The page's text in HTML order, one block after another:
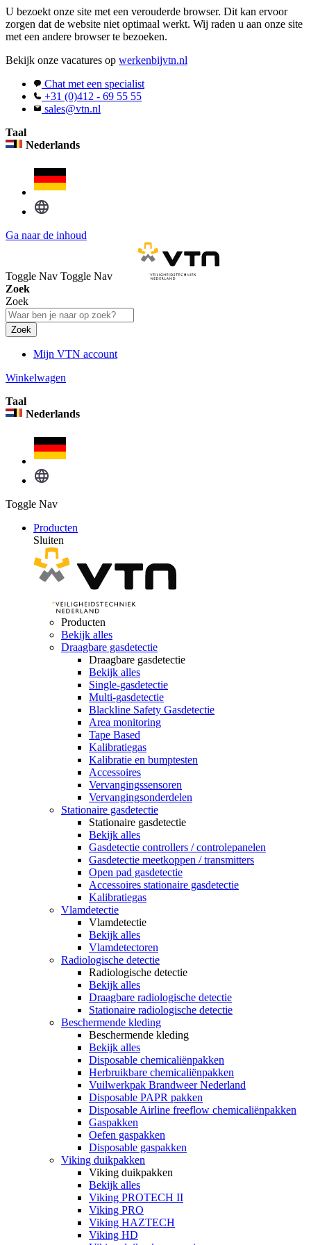
U bezoekt onze site met een verouderde browser. Dit kan ervoor
zorgen dat de website niet optimaal werkt. Wij raden u aan onze site
met een andere browser te bezoeken.
Bekijk onze vacatures op werkenbijvtn.nl
Chat met een specialist
+31 (0)412 - 69 55 55
sales@vtn.nl
Taal
Nederlands
Ga naar de inhoud
Toggle Nav Toggle Nav
Zoek
Zoek
Zoek
Mijn VTN account
Winkelwagen
Taal
Nederlands
Toggle Nav
Producten
Sluiten
Producten
Bekijk alles
Draagbare gasdetectie
Draagbare gasdetectie
Bekijk alles
Single-gasdetectie
Multi-gasdetectie
Blackline Safety Gasdetectie
Area monitoring
Tape Based
Kalibratiegas
Kalibratie en bumptesten
Accessoires
Vervangingssensoren
Vervangingsonderdelen
Stationaire gasdetectie
Stationaire gasdetectie
Bekijk alles
Gasdetectie controllers / controlepanelen
Gasdetectie meetkoppen / transmitters
Open pad gasdetectie
Accessoires stationaire gasdetectie
Kalibratiegas
Vlamdetectie
Vlamdetectie
Bekijk alles
Vlamdetectoren
Radiologische detectie
Radiologische detectie
Bekijk alles
Draagbare radiologische detectie
Stationaire radiologische detectie
Beschermende kleding
Beschermende kleding
Bekijk alles
Disposable chemicaliënpakken
Herbruikbare chemicaliënpakken
Vuilwerkpak Brandweer Nederland
Disposable PAPR pakken
Disposable Airline freeflow chemicaliënpakken
Gaspakken
Oefen gaspakken
Disposable gaspakken
Viking duikpakken
Viking duikpakken
Bekijk alles
Viking PROTECH II
Viking PRO
Viking HAZTECH
Viking HD